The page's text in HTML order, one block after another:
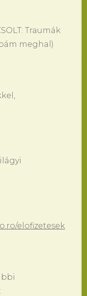
Traumák
meghal)
elofizetesek